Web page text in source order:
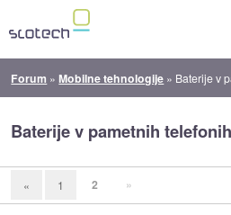
Forum »Mobilne tehnologije » Baterije v
Baterije v pametnih telefonih
« 1 2 »